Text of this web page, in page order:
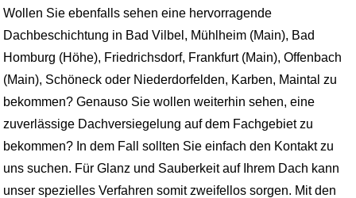
Wollen Sie ebenfalls sehen eine hervorragende
Dachbeschichtung in Bad Vilbel, Mühlheim (Main), Bad
Homburg (Höhe), Friedrichsdorf, Frankfurt (Main), Offenbach
(Main), Schöneck oder Niederdorfelden, Karben, Maintal zu
bekommen? Genauso Sie wollen weiterhin sehen, eine
zuverlässige Dachversiegelung auf dem Fachgebiet zu
bekommen? In dem Fall sollten Sie einfach den Kontakt zu
uns suchen. Für Glanz und Sauberkeit auf Ihrem Dach kann
unser spezielles Verfahren somit zweifellos sorgen. Mit den